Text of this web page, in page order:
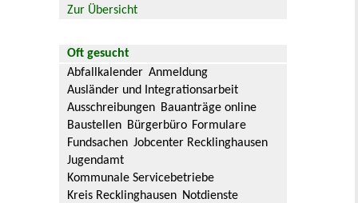
Zur Übersicht
Oft gesucht
Abfallkalender Anmeldung
Ausländer und Integrationsarbeit
Ausschreibungen Bauanträge online
Baustellen Bürgerbüro Formulare
Fundsachen Jobcenter Recklinghausen
Jugendamt
Kommunale Servicebetriebe
Kreis Recklinghausen Notdienste